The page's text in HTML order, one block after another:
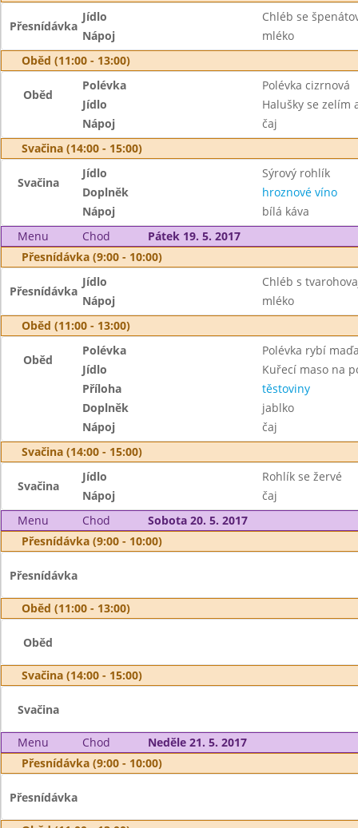
Přesnídávka
Jídlo
Chléb se
Nápoj
mléko
Oběd (11:00 - 13:00)
Oběd
Polévka
Polévka cizrnová
Jídlo
Halušky se zelím
Nápoj
čaj
Svačina (14:00 - 15:00)
Svačina
Jídlo
Sýrový rohlík
Doplněk
hroznové víno
Nápoj
bílá káva
Menu
Chod
Pátek 19. 5. 2017
Přesnídávka (9:00 - 10:00)
Přesnídávka
Jídlo
Chléb s
Nápoj
mléko
Oběd (11:00 - 13:00)
Oběd
Polévka
Polévka rybí
Jídlo
Kuřecí maso na
Příloha
těstoviny
Doplněk
jablko
Nápoj
čaj
Svačina (14:00 - 15:00)
Svačina
Jídlo
Rohlík se žervé
Nápoj
čaj
Menu
Chod
Sobota 20. 5. 2017
Přesnídávka (9:00 - 10:00)
Přesnídávka
Oběd (11:00 - 13:00)
Oběd
Svačina (14:00 - 15:00)
Svačina
Menu Chod
Neděle 21. 5. 2017
Přesnídávka (9:00 - 10:00)
Přesnídávka